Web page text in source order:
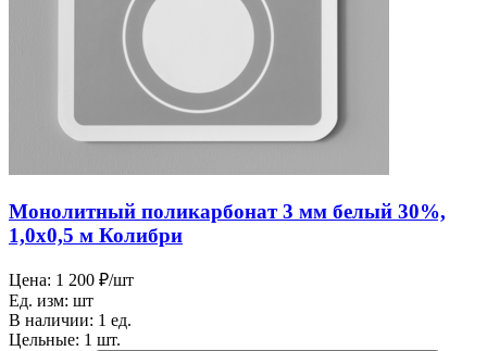
Монолитный поликарбонат 3 мм белый 30%,
1,0х0,5 м Колибри
Цена: 1 200 ₽/шт
Ед. изм: шт
В наличии: 1 ед.
Цельные: 1 шт.